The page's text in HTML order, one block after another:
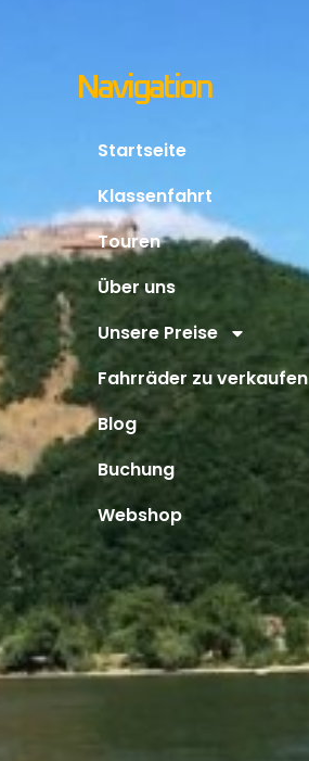
Navigation
Startseite
Klassenfahrt
Touren
Über uns
Unsere Preise
Fahrräder zu verkaufen
Blog
Buchung
Webshop